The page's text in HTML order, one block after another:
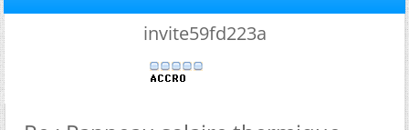
invite59fd223a